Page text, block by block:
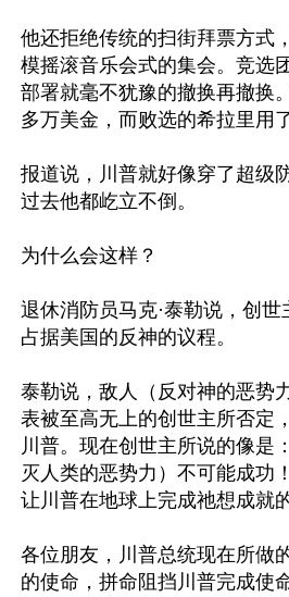
他还拒绝传统的扫街拜票方式
模摇滚音乐会式的集会。竞选
部署就毫不犹豫的撤换再撤换
多万美金，而败选的希拉里用
报道说，川普就好像穿了超级
过去他都屹立不倒。
为什么会这样？
退休消防员马克·泰勒说，创
占据美国的反神的议程。
泰勒说，敌人（反对神的恶势
表被至高无上的创世主所否定
川普。现在创世主所说的像是
灭人类的恶势力）不可能成功
让川普在地球上完成祂想成就
各位朋友，川普总统现在所做
的使命，拼命阻挡川普完成使